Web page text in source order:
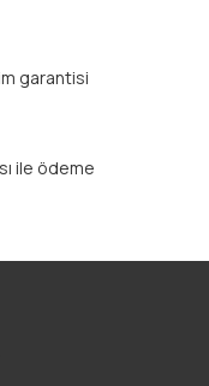
garantisi
ile ödeme